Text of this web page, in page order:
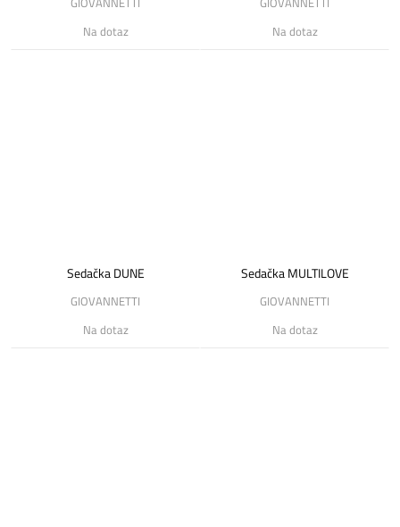
Na dotaz
Na dotaz
Sedačka DUNE
GIOVANNETTI
Na dotaz
Sedačka MULTILOVE
GIOVANNETTI
Na dotaz